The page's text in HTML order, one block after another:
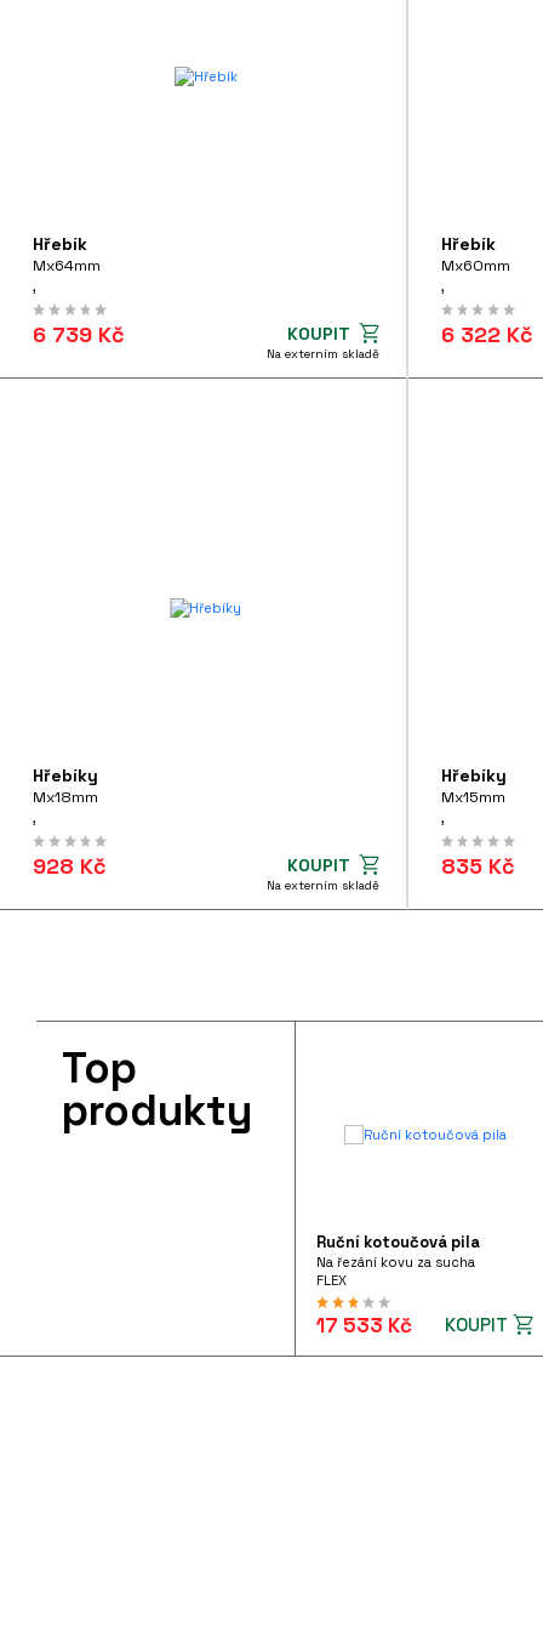
Hřebík
Mx64mm
,
6 739 Kč KOUPIT
Na externím skladě
Hřebík
Mx60mm
,
6 322 Kč
Hřebíky
Mx18mm
,
928 Kč KOUPIT
Na externím skladě
Hřebíky
Mx15mm
,
835 Kč
Top
produkty
Ruční kotoučová pila
Na řezání kovu za sucha
FLEX
17 533 Kč KOUPIT